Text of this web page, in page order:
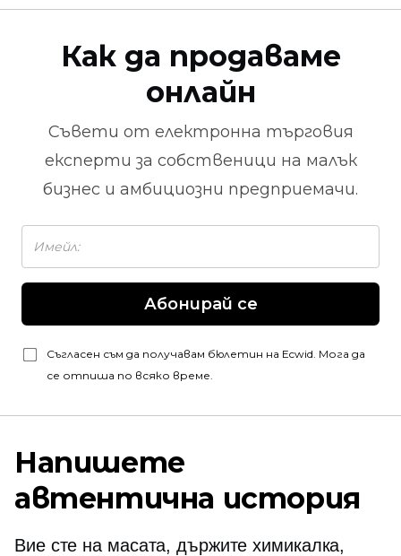
Как да продаваме
онлайн
Съвети от електронна търговия
експерти за собственици на малък
бизнес и амбициозни предприемачи.
Абонирай се
Съгласен съм да получавам бюлетин на Ecwid. Мога да
се отпиша по всяко време.
Напишете
автентична история
Вие сте на масата, държите химикалка,